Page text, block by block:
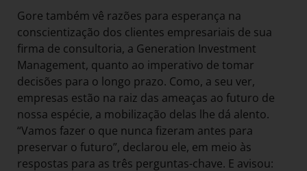
Gore também vê razões para esperança na
conscientização dos clientes empresariais de sua
firma de consultoria, a Generation Investment
Management, quanto ao imperativo de tomar
decisões para o longo prazo. Como, a seu ver,
empresas estão na raiz das ameaças ao futuro de
nossa espécie, a mobilização delas lhe dá alento.
“Vamos fazer o que nunca fizeram antes para
preservar o futuro”, declarou ele, em meio às
respostas para as três perguntas-chave. E avisou: